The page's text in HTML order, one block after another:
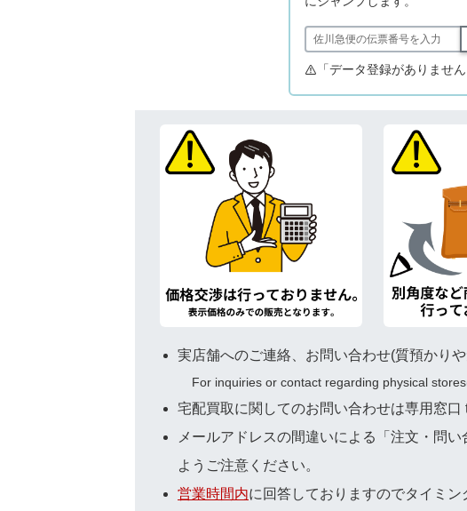
「データ登録がありませ
実店舗へのご連絡、お問い合わせ(質預かり
For inquiries or contact regarding physical
宅配買取に関してのお問い合わせは専用窓
メールアドレスの間違いによる「注文・問
ようご注意ください。
営業時間内に回答しておりますのでタイミン